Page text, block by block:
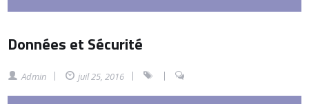
Données et Sécurité
Admin juil 25, 2016